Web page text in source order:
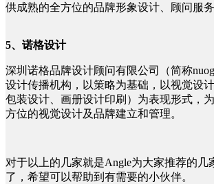
供成熟的全方位的品牌形象设计、顾问服务
5、诺格设计
深圳诺格品牌设计顾问有限公司（简称
设计传播机构，以策略为基础，以视觉设
包装设计、画册设计印刷）为表现形式，
方位的视觉设计及品牌建立和管理。
对于以上的几家就是Angle为大家推荐的几
了，希望可以帮助到有需要的小伙伴。